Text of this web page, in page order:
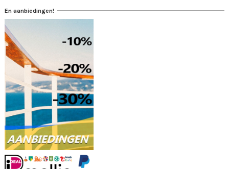
En aanbiedingen!